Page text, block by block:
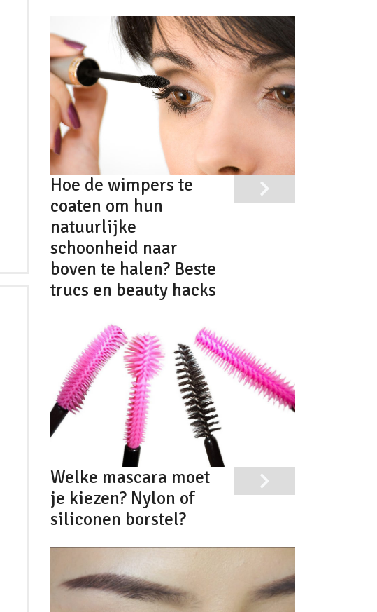
Hoe de wimpers te
coaten om hun
natuurlijke
schoonheid naar
boven te halen? Beste
trucs en beauty hacks
Welke mascara moet
je kiezen? Nylon of
siliconen borstel?